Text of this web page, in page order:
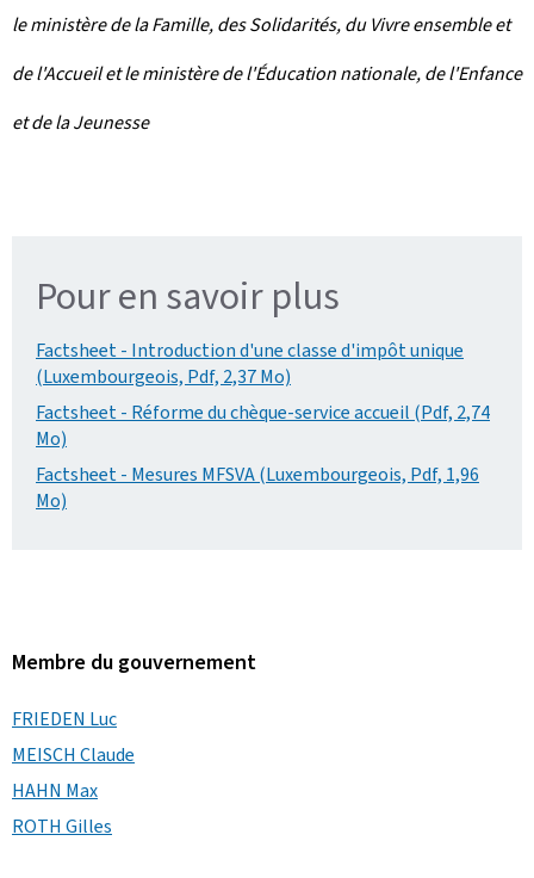
le ministère de la Famille, des Solidarités, du Vivre ensemble et
de l'Accueil et le ministère de l'Éducation nationale, de l'Enfance
et de la Jeunesse
Pour en savoir plus
Factsheet - Introduction d'une classe d'impôt unique
(Luxembourgeois, Pdf, 2,37 Mo)
Factsheet - Réforme du chèque-service accueil (Pdf, 2,74
Mo)
Factsheet - Mesures MFSVA (Luxembourgeois, Pdf, 1,96
Mo)
Membre du gouvernement
FRIEDEN Luc
MEISCH Claude
HAHN Max
ROTH Gilles